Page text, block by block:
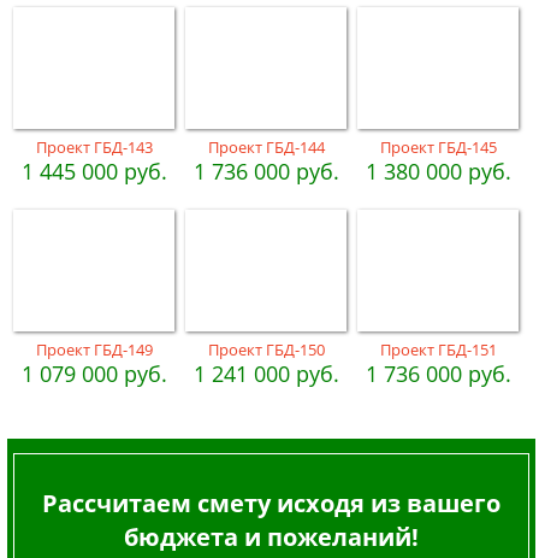
Проект ГБД-143
1 445 000 руб.
Проект ГБД-144
1 736 000 руб.
Проект ГБД-145
1 380 000 руб.
Проект ГБД-149
1 079 000 руб.
Проект ГБД-150
1 241 000 руб.
Проект ГБД-151
1 736 000 руб.
Рассчитаем смету исходя из вашего
бюджета и пожеланий!